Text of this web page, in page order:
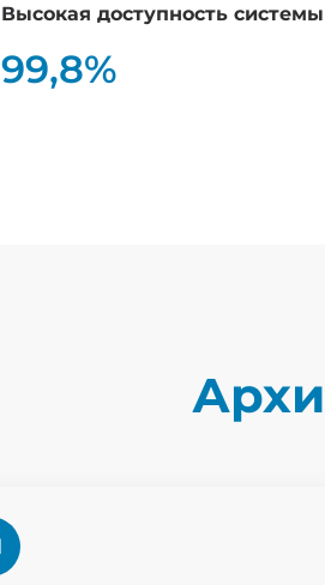
Высокая доступность системы
99,8%